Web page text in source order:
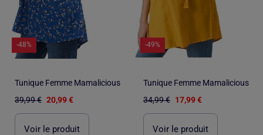
-48%
Tunique Femme Mamalicious
39,99 € 20,99 €
Voir le produit
-49%
Tunique Femme Mamalicious
34,99 € 17,99 €
Voir le produit